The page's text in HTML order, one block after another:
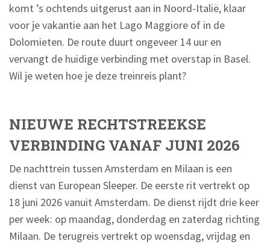
komt ’s ochtends uitgerust aan in Noord-Italië, klaar
voor je vakantie aan het Lago Maggiore of in de
Dolomieten. De route duurt ongeveer 14 uur en
vervangt de huidige verbinding met overstap in Basel.
Wil je weten hoe je deze treinreis plant?
NIEUWE RECHTSTREEKSE
VERBINDING VANAF JUNI 2026
De nachttrein tussen Amsterdam en Milaan is een
dienst van European Sleeper. De eerste rit vertrekt op
18 juni 2026 vanuit Amsterdam. De dienst rijdt drie keer
per week: op maandag, donderdag en zaterdag richting
Milaan. De terugreis vertrekt op woensdag, vrijdag en